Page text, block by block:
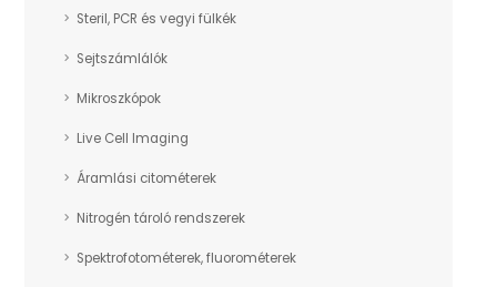
Steril, PCR és vegyi fülkék
Sejtszámlálók
Mikroszkópok
Live Cell Imaging
Áramlási citométerek
Nitrogén tároló rendszerek
Spektrofotométerek, fluorométerek